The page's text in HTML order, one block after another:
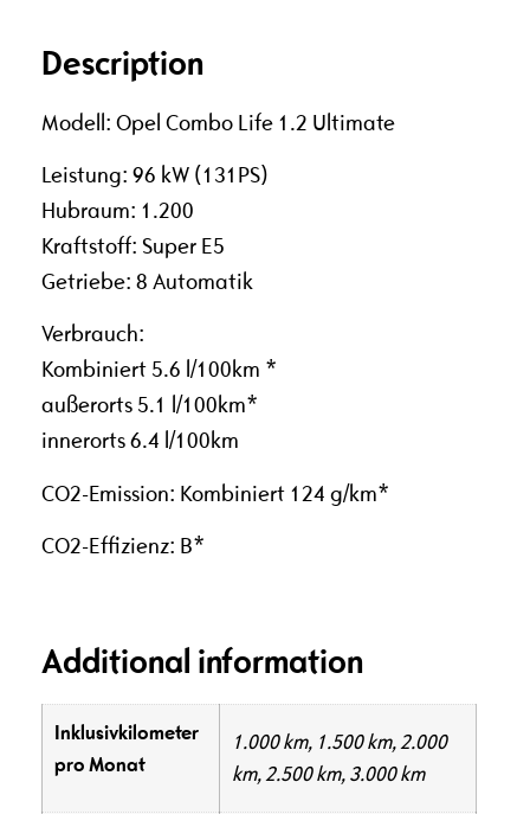
Description
Modell: Opel Combo Life 1.2 Ultimate
Leistung: 96 kW (131PS)
Hubraum: 1.200
Kraftstoff: Super E5
Getriebe: 8 Automatik
Verbrauch:
Kombiniert 5.6 l/100km *
außerorts 5.1 l/100km*
innerorts 6.4 l/100km
CO2-Emission: Kombiniert 124 g/km*
CO2-Effizienz: B*
Additional information
Inklusivkilometer
pro Monat
1.000 km, 1.500 km, 2.000
km, 2.500 km, 3.000 km